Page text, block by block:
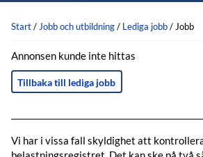
Start/ Jobb och utbildning/ Lediga jobb/ Jobb
Annonsen kunde inte hittas
Tillbaka till lediga jobb
Vi har i vissa fall skyldighet att